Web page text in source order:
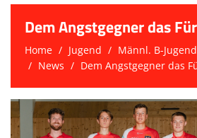
Home
Aktive
Jugend
Trainingszeiten
Trainer
Dem Angstgegner das
Home Jugend
Männl. B-
News
Dem Angstgegner das